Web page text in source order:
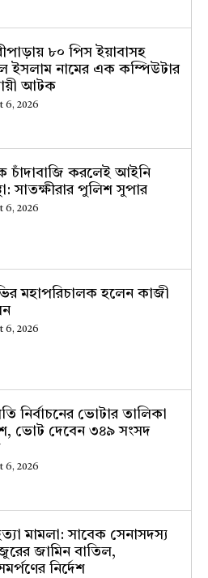
৮০ পিস ইয়াবাসহ
ইসলাম নামের এক কম্পিউটার
আটক
6, 2026
চাঁদাবাজি করলেই আইনি
সাতক্ষীরার পুলিশ সুপার
6, 2026
মহাপরিচালক হলেন কাজী
6, 2026
নির্বাচনের ভোটার তালিকা
ভোট দেবেন ৩৪৯ সংসদ
6, 2026
মামলা: সাবেক সেনাসদস্য
জামিন বাতিল,
নির্দেশ